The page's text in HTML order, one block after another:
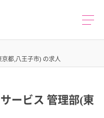
都,八王子市) の求人
ービス 管理部(東